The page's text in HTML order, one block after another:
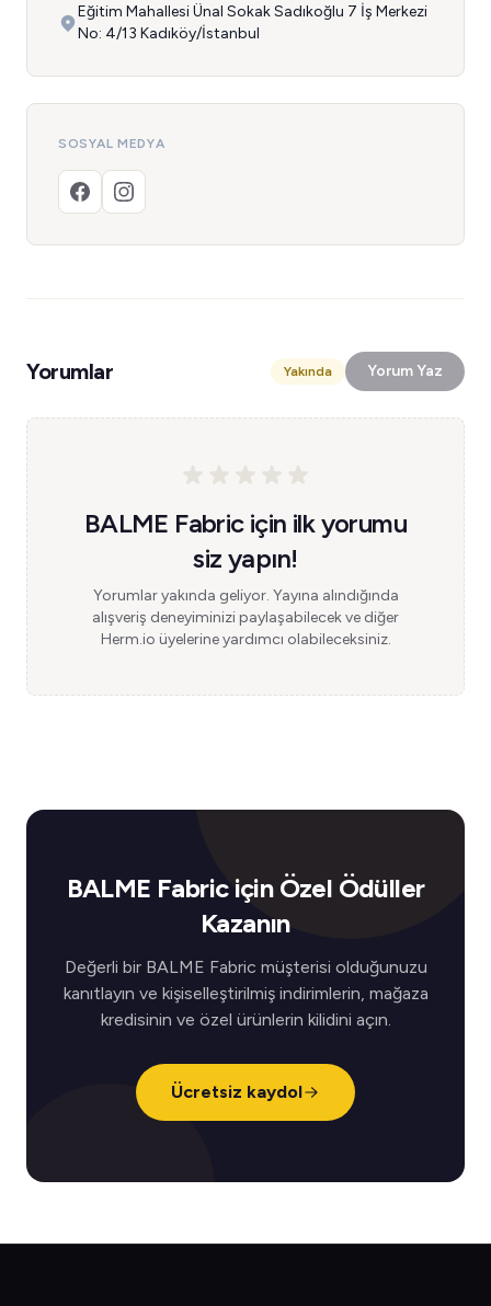
Eğitim Mahallesi Ünal Sokak Sadıkoğlu 7 İş Merkezi
No: 4/13 Kadıköy/İstanbul
SOSYAL MEDYA
Yorumlar Yakında Yorum Yaz
BALME Fabric için ilk yorumu
siz yapın!
Yorumlar yakında geliyor. Yayına alındığında
alışveriş deneyiminizi paylaşabilecek ve diğer
Herm.io üyelerine yardımcı olabileceksiniz.
BALME Fabric için Özel Ödüller
Kazanın
Değerli bir BALME Fabric müşterisi olduğunuzu
kanıtlayın ve kişiselleştirilmiş indirimlerin, mağaza
kredisinin ve özel ürünlerin kilidini açın.
Ücretsiz kaydol